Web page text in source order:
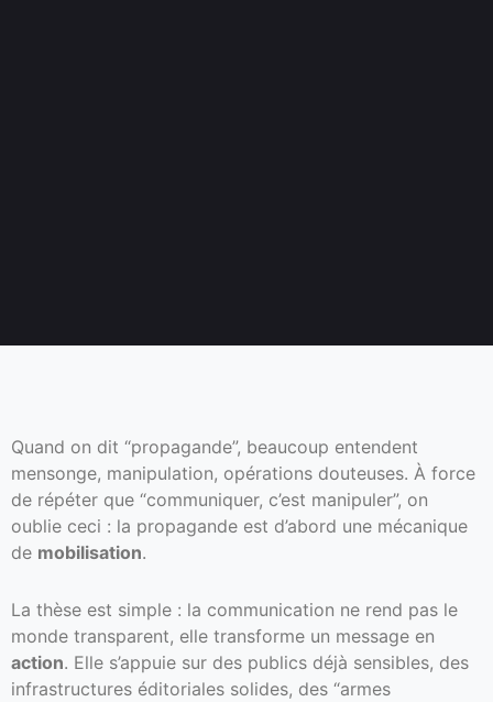
Quand on dit “propagande”, beaucoup entendent
mensonge, manipulation, opérations douteuses. À force
de répéter que “communiquer, c’est manipuler”, on
oublie ceci : la propagande est d’abord une mécanique
de mobilisation.
La thèse est simple : la communication ne rend pas le
monde transparent, elle transforme un message en
action. Elle s’appuie sur des publics déjà sensibles, des
infrastructures éditoriales solides, des “armes